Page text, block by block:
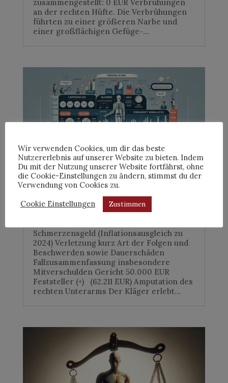
zusammengestellt: 0 EUR Verbrühungen
an der rechten Hüfte. Die Verbrühungen
führten zu einer größeren Narbe und
einer großflächigen Gefüge-...
Schmerzensgeldtabelle – Brüche (Arme
und Beine)
Christa Luise Schillmann|Jan. 15, 2024
Schmerzensgeld (Inflationsausgleich zu
2024) Verletzung kurz Art der Folgen und
Beschwerden sowie Dauerschäden
Fallzusammenfassung insbesondere
Mitverschulden Gericht 50.000 EUR
Feststeller (+) (62.211 EUR) Amputation des
rechten Unterarms Der Kläger erlebt...
Wir verwenden Cookies, um dir das beste
Nutzererlebnis auf unserer Website zu bieten. Indem
Du mit der Nutzung unserer Website fortfährst, ohne
die Cookie-Einstellungen zu ändern, stimmst du der
Verwendung von Cookies zu.
Cookie Einstellungen
Zustimmen